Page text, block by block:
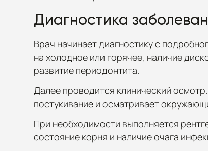
Диагностика
Врач начинает диагностику с
на холодное или горячее, наличие
развитие периодонтита.
Далее проводится клинический
постукивание и осматривает
При необходимости выполняется
состояние корня и наличие очага